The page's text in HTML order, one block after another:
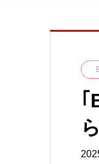
｢